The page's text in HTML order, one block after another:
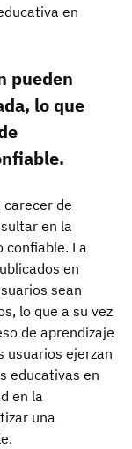
en
pueden
lo que
carecer de
en la
confiable. La
en
sean
lo que a su vez
de aprendizaje
usuarios ejerzan
educativas en
en la
una